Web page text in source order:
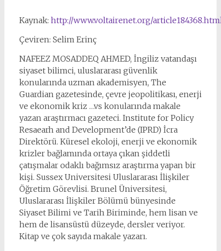
Kaynak: http://www.voltairenet.org/
Çeviren: Selim Erinç
NAFEEZ MOSADDEQ AHMED, İngiliz vatandaşı
siyaset bilimci, uluslararası güvenlik
konularında uzman akademisyen, The
Guardian gazetesinde, çevre jeopolitikası, enerji
ve ekonomik kriz …vs konularında makale
yazan araştırmacı gazeteci. Institute for Policy
Resaearh and Development’de (IPRD) İcra
Direktörü. Küresel ekoloji, enerji ve ekonomik
krizler bağlamında ortaya çıkan şiddetli
çatışmalar odaklı bağımsız araştırma yapan bir
kişi. Sussex Universitesi Uluslararası İlişkiler
Öğretim Görevlisi. Brunel Üniversitesi,
Uluslararası İlişkiler Bölümü bünyesinde
Siyaset Bilimi ve Tarih Biriminde, hem lisan ve
hem de lisansüstü düzeyde, dersler veriyor.
Kitap ve çok sayıda makale yazarı.